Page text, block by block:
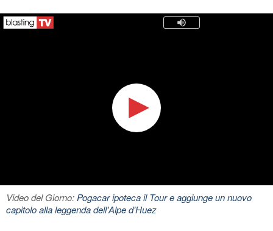
Video del Giorno:Pogacar ipoteca il Tour e aggiunge un nuovo
capitolo alla leggenda dell'Alpe d'Huez